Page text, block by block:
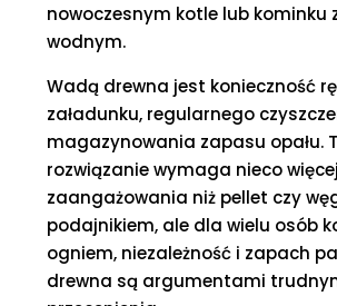
nowoczesnym kotle lub kominku
wodnym.
Wadą drewna jest konieczność
załadunku, regularnego
magazynowania zapasu opału.
rozwiązanie wymaga nieco więcej
zaangażowania niż pellet czy
podajnikiem, ale dla wielu osób
ogniem, niezależność i zapach
drewna są argumentami